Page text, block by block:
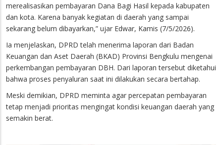
merealisasikan pembayaran Dana Bagi Hasil kepada kabupaten
dan kota. Karena banyak kegiatan di daerah yang sampai
sekarang belum dibayarkan,” ujar Edwar, Kamis (7/5/2026).
Ia menjelaskan, DPRD telah menerima laporan dari Badan
Keuangan dan Aset Daerah (BKAD) Provinsi Bengkulu mengenai
perkembangan pembayaran DBH. Dari laporan tersebut diketahui
bahwa proses penyaluran saat ini dilakukan secara bertahap.
Meski demikian, DPRD meminta agar percepatan pembayaran
tetap menjadi prioritas mengingat kondisi keuangan daerah yang
semakin berat.